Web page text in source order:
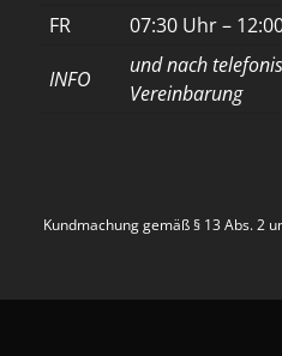
FR
07:30 Uhr –
INFO
und nach
Vereinbarung
Kundmachung gemäß § 13 Abs. 2